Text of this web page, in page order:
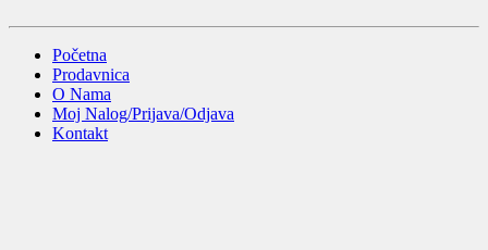
Početna
Prodavnica
O Nama
Moj Nalog/Prijava/Odjava
Kontakt